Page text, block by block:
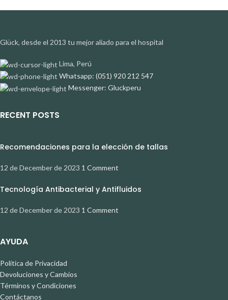
Glück, desde el 2013 tu mejor aliado para el hospital
Lima, Perú
Whatsapp: (051) 920 212 547
Messenger: Gluckperu
RECENT POSTS
Recomendaciones para la elección de tallas
12 de December de 2023 1 Comment
Tecnología Antibacterial y Antifluidos
12 de December de 2023 1 Comment
AYUDA
Política de Privacidad
Devoluciones y Cambios
Términos y Condiciones
Contáctanos